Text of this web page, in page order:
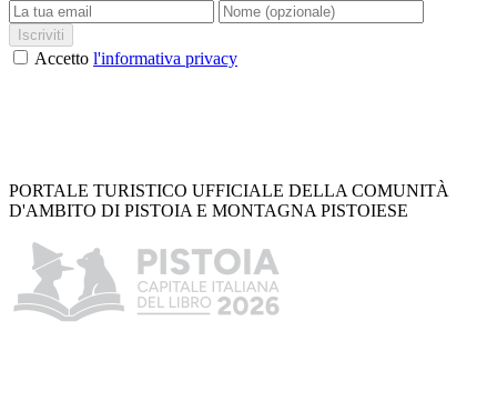
Iscriviti
Accetto l'informativa privacy
PORTALE TURISTICO UFFICIALE DELLA COMUNITÀ
D'AMBITO DI PISTOIA E MONTAGNA PISTOIESE